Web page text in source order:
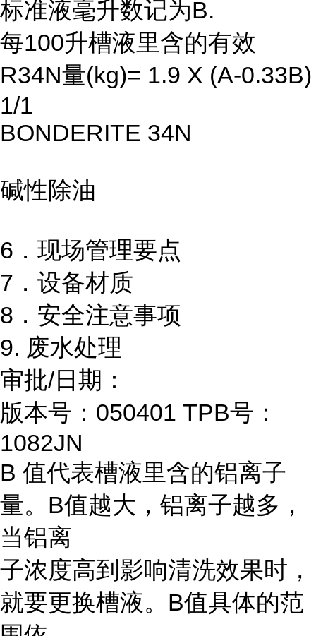
标准液毫升数记为B.
每100升槽液里含的有效
R34N量(kg)= 1.9 X (A-0.33B)
1/1
BONDERITE 34N
碱性除油
6．现场管理要点
7．设备材质
8．安全注意事项
9. 废水处理
审批/日期：
版本号：050401 TPB号：
1082JN
B 值代表槽液里含的铝离子
量。B值越大，铝离子越多，
当铝离
子浓度高到影响清洗效果时，
就要更换槽液。B值具体的范